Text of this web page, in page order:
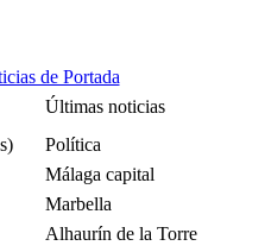
de Portada
Últimas noticias
Política
Málaga capital
Marbella
Alhaurín de la Torre